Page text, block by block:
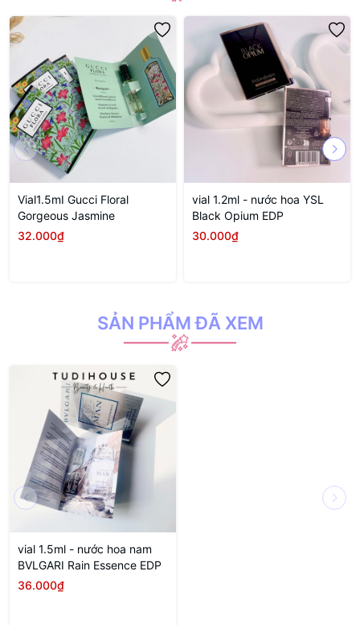
Vial1.5mI Gucci Floral
Gorgeous Jasmine
32.000₫
vial 1.2ml - nước hoa YSL
Black Opium EDP
30.000₫
SẢN PHẨM ĐÃ XEM
vial 1.5ml - nước hoa nam
BVLGARI Rain Essence EDP
36.000₫